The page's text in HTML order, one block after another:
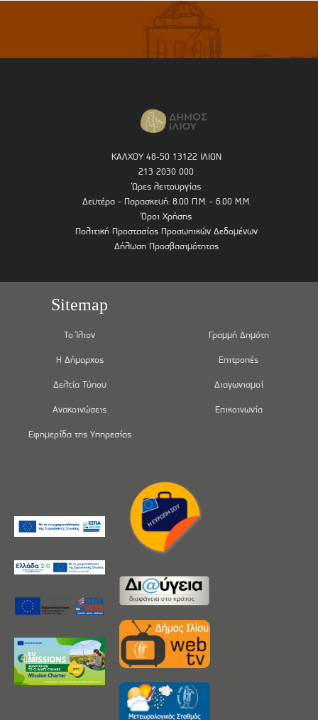
ΚΑΛΧΟΥ 48-50 13122 ΙΛΙΟΝ
213 2030 000
Ώρες λειτουργίας
Δευτέρα - Παρασκευή: 8.00 Π.Μ. - 6.00 Μ.Μ.
Όροι Χρήσης
Πολιτική Προστασίας Προσωπικών Δεδομένων
Δήλωση Προσβασιμότητας
Sitemap
Το Ίλιον
Η Δήμαρχος
Δελτία Τύπου
Ανακοινώσεις
Εφημερίδα της Υπηρεσίας
Γραμμή Δημότη
Επιτροπές
Διαγωνισμοί
Επικοινωνία